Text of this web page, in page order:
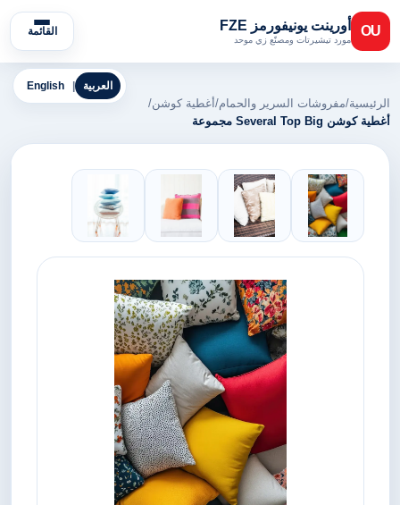
OU أورينت يونيفورمز FZE
مورد تيشيرتات ومصنّع زي موحد
القائمة
English العربية
الرئيسية/مفروشات السرير والحمام/أغطية كوشن/
أغطية كوشن Several Top Big مجموعة